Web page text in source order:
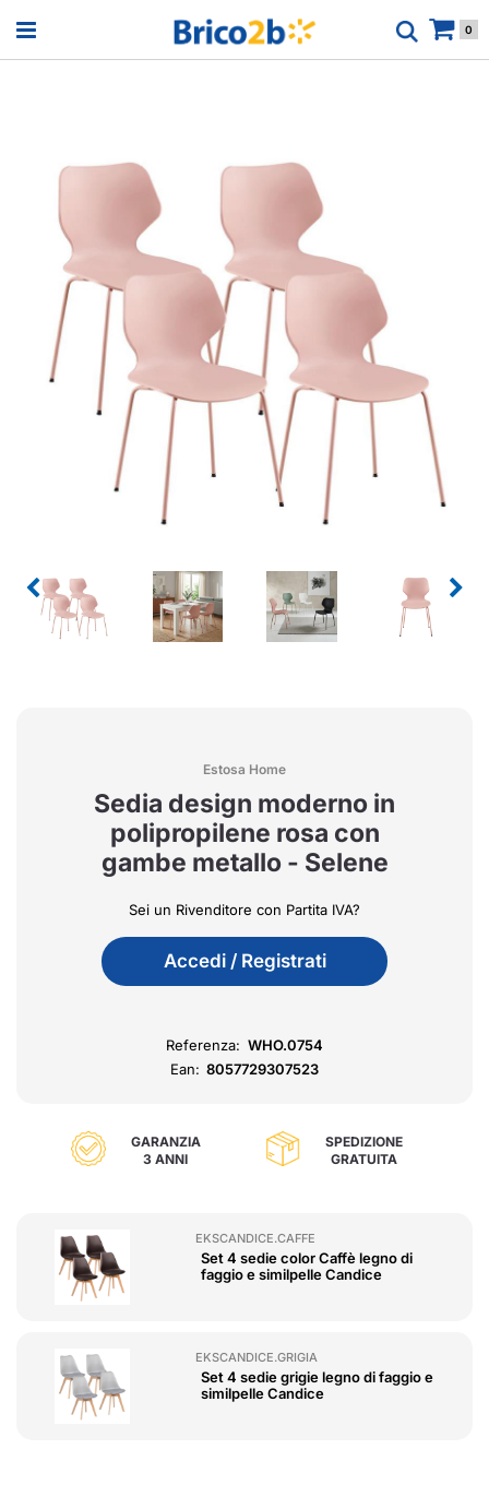
Open menu 0
Estosa Home
Sedia design moderno in
polipropilene rosa con
gambe metallo - Selene
Sei un Rivenditore con Partita IVA?
Accedi / Registrati
Referenza: WHO.0754
Ean: 8057729307523
GARANZIA
3 ANNI
SPEDIZIONE
GRATUITA
EKSCANDICE.CAFFE
Set 4 sedie color Caffè legno di
faggio e similpelle Candice
EKSCANDICE.GRIGIA
Set 4 sedie grigie legno di faggio e
similpelle Candice